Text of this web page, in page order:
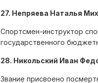
27. Непряева Наталья
Спортсмен-инструктор
государственного
28. Никольский Иван
Звание присвоено